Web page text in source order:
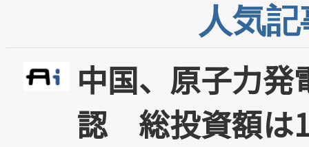
人気
中国、原子力
認 総投資額は